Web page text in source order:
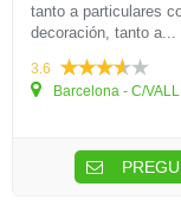
tanto a particulares
decoración, tanto a...
3.6
Barcelona - C/